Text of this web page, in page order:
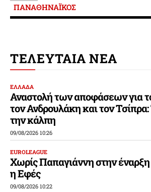
ΠΑΝΑΘΗΝΑΪΚΟΣ
ΤΕΛΕΥΤΑΙΑ ΝΕΑ
ΕΛΛΑΔΑ
Αναστολή των αποφάσεων για
τον Ανδρουλάκη και τον Τσίπρα:
την κάλπη
09/08/2026 10:26
EUROLEAGUE
Χωρίς Παπαγιάννη στην έναρξη
η Εφές
09/08/2026 10:22